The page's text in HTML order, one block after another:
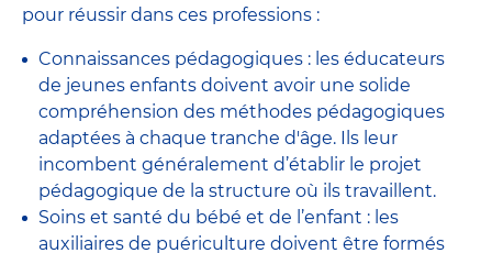
pour réussir dans ces professions :
Connaissances pédagogiques : les éducateurs
de jeunes enfants doivent avoir une solide
compréhension des méthodes pédagogiques
adaptées à chaque tranche d'âge. Ils leur
incombent généralement d’établir le projet
pédagogique de la structure où ils travaillent.
Soins et santé du bébé et de l’enfant : les
auxiliaires de puériculture doivent être formés